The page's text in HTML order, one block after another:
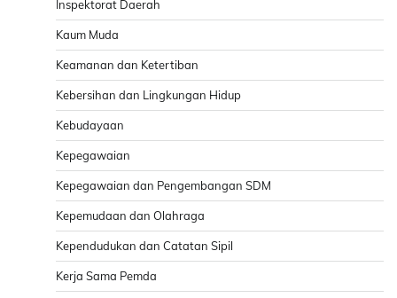
Inspektorat Daerah
Kaum Muda
Keamanan dan Ketertiban
Kebersihan dan Lingkungan Hidup
Kebudayaan
Kepegawaian
Kepegawaian dan Pengembangan SDM
Kepemudaan dan Olahraga
Kependudukan dan Catatan Sipil
Kerja Sama Pemda